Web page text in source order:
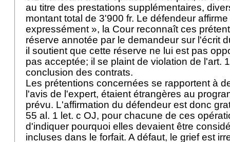
au titre des prestations supplémentaires,
montant total de 3'900 fr. Le défendeur
expressément », la Cour reconnaît ces
réserve annotée par le demandeur sur l'écrit
il soutient que cette réserve ne lui est pas
pas acceptée; il se plaint de violation de l'art.
conclusion des contrats.
Les prétentions concernées se rapportent à
l'avis de l'expert, étaient étrangères au
prévu. L'affirmation du défendeur est donc
55 al. 1 let. c OJ, pour chacune de ces
d'indiquer pourquoi elles devaient être
incluses dans le forfait. A défaut, le grief est